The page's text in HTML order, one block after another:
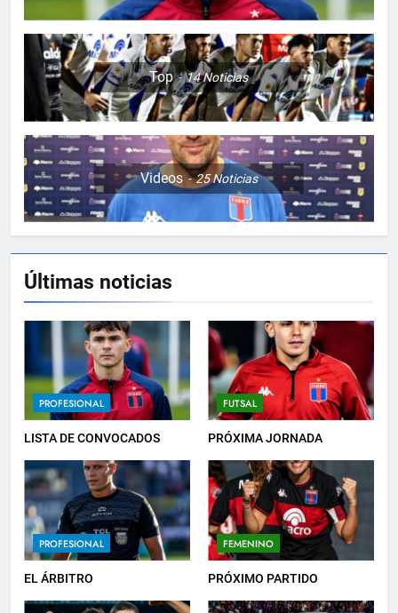
Top 14Noticias
Videos 25Noticias
Últimas noticias
PROFESIONAL
LISTA DE CONVOCADOS
FUTSAL
PRÓXIMA JORNADA
PROFESIONAL
EL ÁRBITRO
FEMENINO
PRÓXIMO PARTIDO
PROFESIONAL
6
HACÉ EL CANJE
7
EMPATE EN CASA
PROFESIONAL